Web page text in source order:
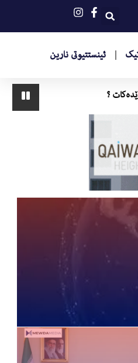
ئینستتیوتى نارین
یان تەنها كات بەڕێدەكات ؟